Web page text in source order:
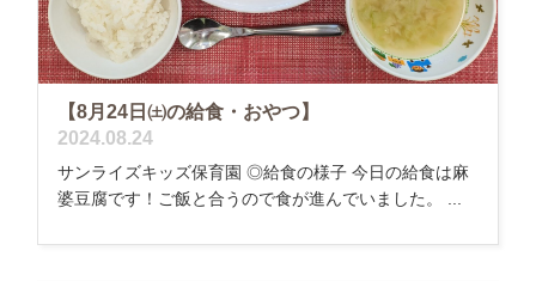
【8月24日㈯の給食・おやつ】
2024.08.24
サンライズキッズ保育園 ◎給食の様子 今日の給食は麻
婆豆腐です！ご飯と合うので食が進んでいました。 ...